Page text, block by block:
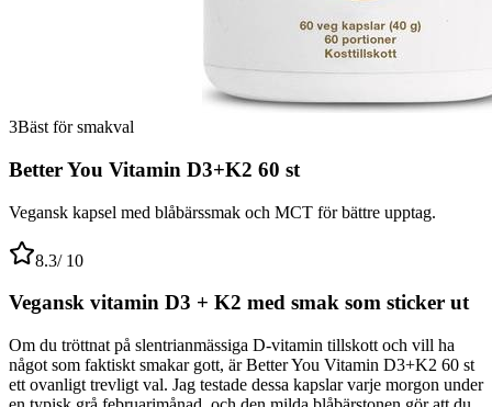
3Bäst för smakval
Better You Vitamin D3+K2 60 st
Vegansk kapsel med blåbärssmak och MCT för bättre upptag.
8.3/ 10
Vegansk vitamin D3 + K2 med smak som sticker ut
Om du tröttnat på slentrianmässiga D-vitamin tillskott och vill ha
något som faktiskt smakar gott, är Better You Vitamin D3+K2 60 st
ett ovanligt trevligt val. Jag testade dessa kapslar varje morgon under